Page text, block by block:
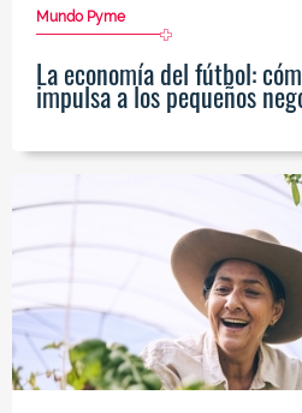
Mundo Pyme
La economía del fútbol:
impulsa a los pequeños